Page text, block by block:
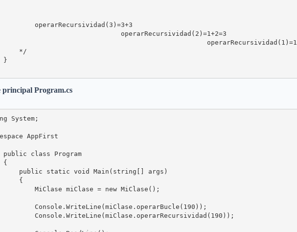
operarRecursividad(3)=3+3
operarRecursividad(2)=1+2=3
operarRecursividad(1)=1
*/
}
principal Program.cs
System;
AppFirst
public class Program
{
public static void Main(string[] args)
{
MiClase miClase = new MiClase();
Console.WriteLine(miClase.operarBucle(190));
Console.WriteLine(miClase.operarRecursividad(190));